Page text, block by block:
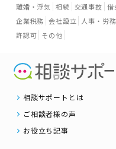
離婚・浮気 相続 交通事故 借
企業税務 会社設立 人事・労務
許認可 その他
相談サポートとは
ご相談者様の声
お役立ち記事